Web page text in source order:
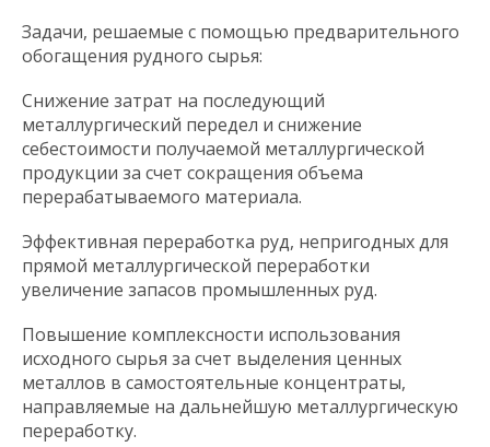
Задачи, решаемые с помощью предварительного
обогащения рудного сырья:
Снижение затрат на последующий
металлургический передел и снижение
себестоимости получаемой металлургической
продукции за счет сокращения объема
перерабатываемого материала.
Эффективная переработка руд, непригодных для
прямой металлургической переработки
увеличение запасов промышленных руд.
Повышение комплексности использования
исходного сырья за счет выделения ценных
металлов в самостоятельные концентраты,
направляемые на дальнейшую металлургическую
переработку.